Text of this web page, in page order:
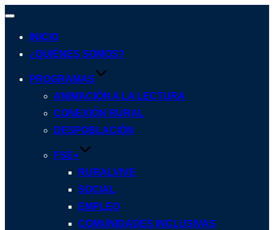
Alternar
INICIO
¿QUIÉNES SOMOS?
PROGRAMAS
ANIMACIÓN A LA LECTURA
CONEXIÓN RURAL
DESPOBLACIÓN
FSE+
RURALVIVE
SOCIAL
EMPLEO
COMUNIDADES INCLUSIVAS